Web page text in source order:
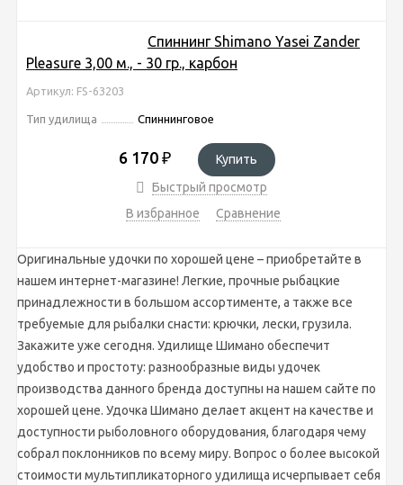
Спиннинг Shimano Yasei Zander
Pleasure 3,00 м., - 30 гр., карбон
Артикул: FS-63203
Тип удилища Спиннинговое
6 170 ₽
Купить
Быстрый просмотр
В избранное
Сравнение
Оригинальные удочки по хорошей цене – приобретайте в
нашем интернет-магазине! Легкие, прочные рыбацкие
принадлежности в большом ассортименте, а также все
требуемые для рыбалки снасти: крючки, лески, грузила.
Закажите уже сегодня. Удилище Шимано обеспечит
удобство и простоту: разнообразные виды удочек
производства данного бренда доступны на нашем сайте по
хорошей цене. Удочка Шимано делает акцент на качестве и
доступности рыболовного оборудования, благодаря чему
собрал поклонников по всему миру. Вопрос о более высокой
стоимости мультипликаторного удилища исчерпывает себя